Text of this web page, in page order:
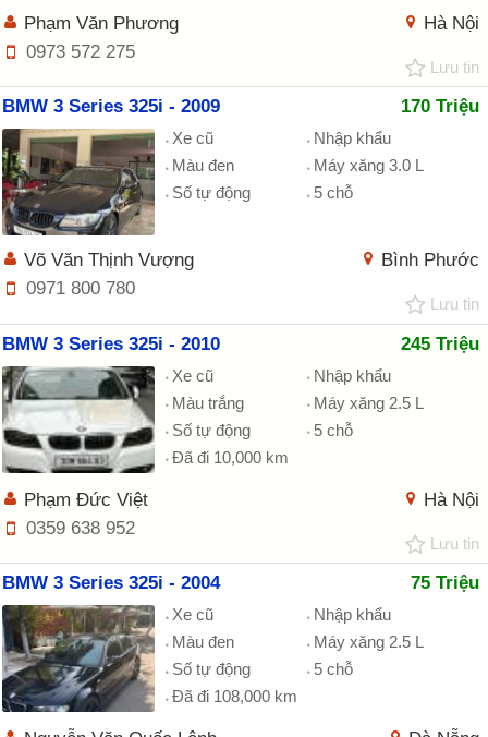
Hà Nội
Phạm Văn Phương
0973 572 275
Lưu tin
BMW 3 Series 325i - 2009 170 Triệu
Xe cũ
Nhập khẩu
Màu đen
Máy xăng 3.0 L
Số tự động
5 chỗ
Bình Phước
Võ Văn Thịnh Vượng
0971 800 780
Lưu tin
BMW 3 Series 325i - 2010 245 Triệu
Xe cũ
Nhập khẩu
Màu trắng
Máy xăng 2.5 L
Số tự động
5 chỗ
Đã đi 10,000 km
Hà Nội
Phạm Đức Việt
0359 638 952
Lưu tin
BMW 3 Series 325i - 2004 75 Triệu
Xe cũ
Nhập khẩu
Màu đen
Máy xăng 2.5 L
Số tự động
5 chỗ
Đã đi 108,000 km